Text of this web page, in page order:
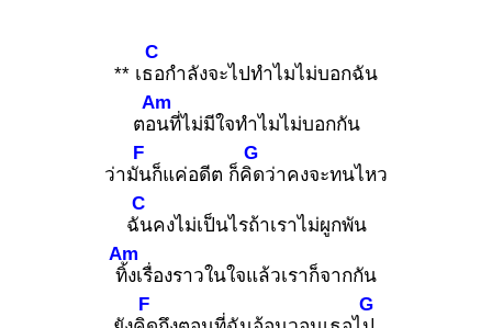
** เธอ
C
กำลังจะไปทำไมไม่บอกฉัน
ตอน
Am
ที่ไม่มีใจทำไมไม่บอกกัน
ว่ามัน
F
ก็แค่อดีต ก็คิด
G
ว่าคงจะทนไหว
ฉัน
C
คงไม่เป็นไรถ้าเราไม่ผูกพัน
ทิ้ง
Am
เรื่องราวในใจแล้วเราก็จากกัน
F
G